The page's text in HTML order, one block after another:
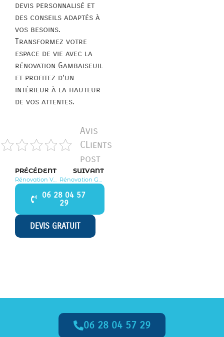
Appelez-Nous dès Maintenant
devis personnalisé et
des conseils adaptés à
vos besoins.
Transformez votre
espace de vie avec la
rénovation Gambaiseuil
et profitez d’un
intérieur à la hauteur
de vos attentes.
Avis
CLients
post
PRÉCÉDENT
Rénovation Verneuil sur Seine 78480
SUIVANT
Rénovation Galluis 78490
06 28 04 57
29
DEVIS GRATUIT
06 28 04 57 29